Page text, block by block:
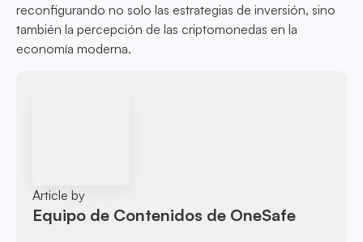
reconfigurando no solo las estrategias de inversión, sino
también la percepción de las criptomonedas en la
economía moderna.
Article by
Equipo de Contenidos de OneSafe